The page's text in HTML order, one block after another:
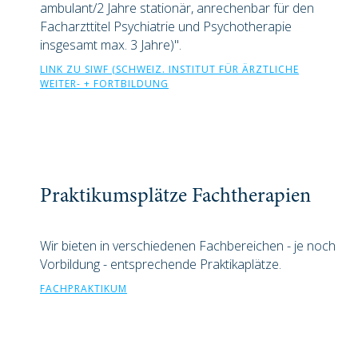
ambulant/2 Jahre stationär, anrechenbar für den
Facharzttitel Psychiatrie und Psychotherapie
insgesamt max. 3 Jahre)".
LINK ZU SIWF (SCHWEIZ. INSTITUT FÜR ÄRZTLICHE
WEITER- + FORTBILDUNG
Praktikumsplätze Fachtherapien
Wir bieten in verschiedenen Fachbereichen - je noch
Vorbildung - entsprechende Praktikaplätze.
FACHPRAKTIKUM